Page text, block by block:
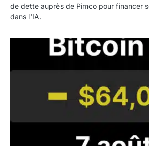
de dette auprès de Pimco pour financer
dans l'IA.
Bitcoin stagne à 64 000 dollars